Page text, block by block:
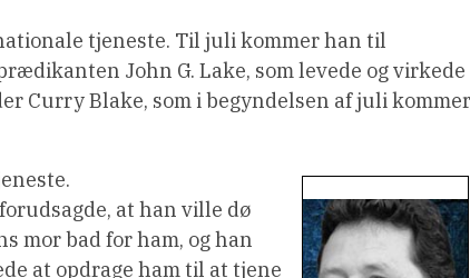
tjeneste. Til juli kommer han til
John G. Lake, som levede og virkede
Curry Blake, som i begyndelsen af juli kommer
at han ville dø
mor bad for ham, og han
at opdrage ham til at tjene